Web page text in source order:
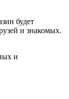
будет
и знакомых.
и